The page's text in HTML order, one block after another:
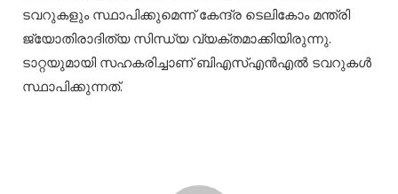
ടവറുകളും സ്ഥാപിക്കുമെന്ന് കേന്ദ്ര ടെലികോം മന്ത്രി
ജ്യോതിരാദിത്യ സിന്ധ്യ വ്യക്തമാക്കിയിരുന്നു.
ടാറ്റയുമായി സഹകരിച്ചാണ് ബിഎസ്എൻഎൽ ടവറുകൾ
സ്ഥാപിക്കുന്നത്.